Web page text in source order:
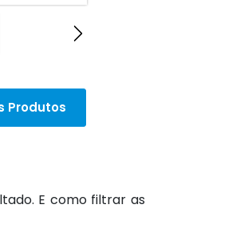
Produtos
E como filtrar as